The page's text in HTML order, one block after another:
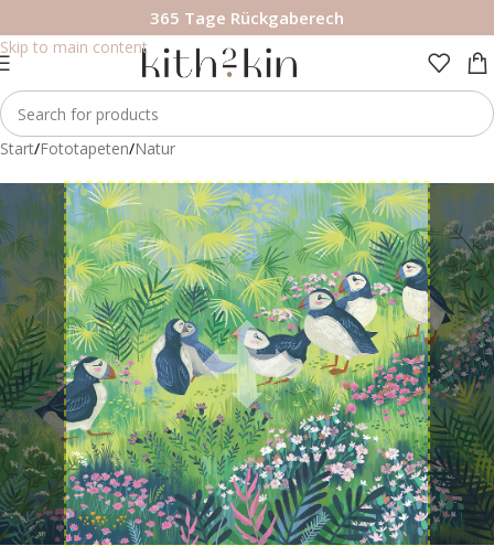
Skip to main content
365 Tage Rückgaberech
Start/Fototapeten/Natur